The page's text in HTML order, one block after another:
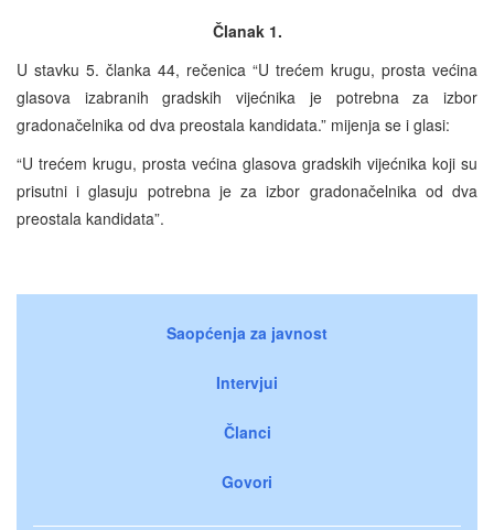
Članak 1.
U stavku 5. članka 44, rečenica “U trećem krugu, prosta većina
glasova izabranih gradskih vijećnika je potrebna za izbor
gradonačelnika od dva preostala kandidata.” mijenja se i glasi:
“U trećem krugu, prosta većina glasova gradskih vijećnika koji su
prisutni i glasuju potrebna je za izbor gradonačelnika od dva
preostala kandidata”.
Saopćenja za javnost
Intervjui
Članci
Govori